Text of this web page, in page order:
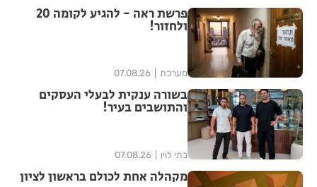
פרשת ראה - להגיע לקומה 20
ולחזור!
מערכת 07.08.26
בשורה ענקית לבעלי העסקים
והתושבים בעיר!
בתי לוין 07.08.26
מקהלה אחת לכולם בראשון לציון